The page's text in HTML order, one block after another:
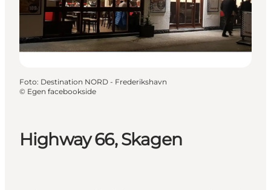
Highway 66, Skagen
Foto: Destination NORD - Frederikshavn
© Egen facebookside